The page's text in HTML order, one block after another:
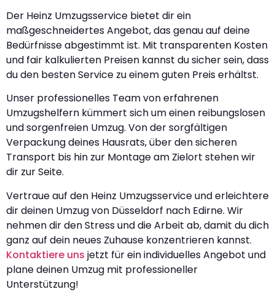
Der Heinz Umzugsservice bietet dir ein
maßgeschneidertes Angebot, das genau auf deine
Bedürfnisse abgestimmt ist. Mit transparenten Kosten
und fair kalkulierten Preisen kannst du sicher sein, dass
du den besten Service zu einem guten Preis erhältst.
Unser professionelles Team von erfahrenen
Umzugshelfern kümmert sich um einen reibungslosen
und sorgenfreien Umzug. Von der sorgfältigen
Verpackung deines Hausrats, über den sicheren
Transport bis hin zur Montage am Zielort stehen wir
dir zur Seite.
Vertraue auf den Heinz Umzugsservice und erleichtere
dir deinen Umzug von Düsseldorf nach Edirne. Wir
nehmen dir den Stress und die Arbeit ab, damit du dich
ganz auf dein neues Zuhause konzentrieren kannst.
Kontaktiere uns jetzt für ein individuelles Angebot und
plane deinen Umzug mit professioneller
Unterstützung!